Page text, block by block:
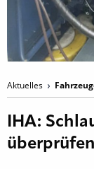
Aktuelles
IHA:
überprüfen